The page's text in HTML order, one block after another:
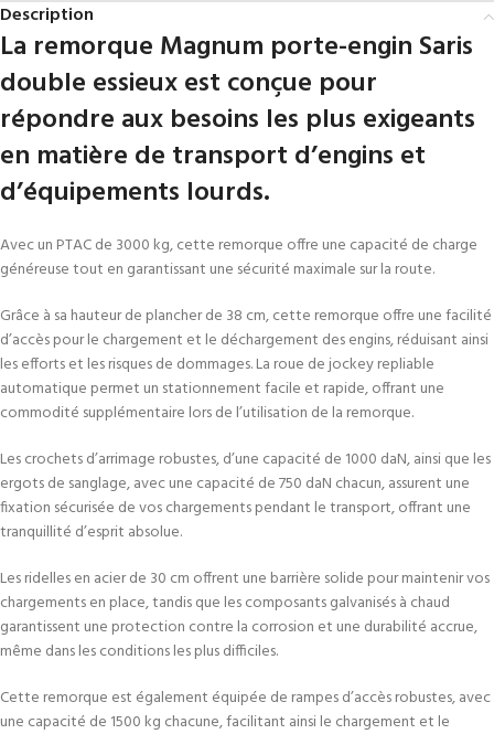
Description
La remorque Magnum porte-engin Saris
double essieux est conçue pour
répondre aux besoins les plus exigeants
en matière de transport d’engins et
d’équipements lourds.
Avec un PTAC de 3000 kg, cette remorque offre une capacité de charge
généreuse tout en garantissant une sécurité maximale sur la route.
Grâce à sa hauteur de plancher de 38 cm, cette remorque offre une facilité
d’accès pour le chargement et le déchargement des engins, réduisant ainsi
les efforts et les risques de dommages. La roue de jockey repliable
automatique permet un stationnement facile et rapide, offrant une
commodité supplémentaire lors de l’utilisation de la remorque.
Les crochets d’arrimage robustes, d’une capacité de 1000 daN, ainsi que les
ergots de sanglage, avec une capacité de 750 daN chacun, assurent une
fixation sécurisée de vos chargements pendant le transport, offrant une
tranquillité d’esprit absolue.
Les ridelles en acier de 30 cm offrent une barrière solide pour maintenir vos
chargements en place, tandis que les composants galvanisés à chaud
garantissent une protection contre la corrosion et une durabilité accrue,
même dans les conditions les plus difficiles.
Cette remorque est également équipée de rampes d’accès robustes, avec
une capacité de 1500 kg chacune, facilitant ainsi le chargement et le